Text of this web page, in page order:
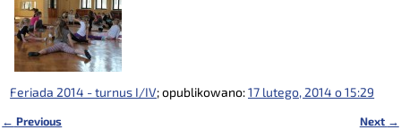
Feriada 2014 - turnus I/IV; opublikowano:17 lutego, 2014 o 15:29
← Previous Next →